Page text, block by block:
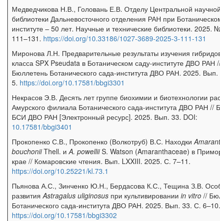
Медведчикова Н.В., Головань Е.В. Отделу Центральной
библиотеки Дальневосточного отделения РАН при
институте – 50 лет. Научные и технические библиотеки. 2025.
111–131. https://doi.org/10.33186/1027-3689-2025-3-111-131
Миронова Л.Н. Предварительные результаты изучения
класса SPX Pseudata в Ботаническом саду-институте ДВО РАН
Бюллетень Ботанического сада-института ДВО РАН. 2025.
5. https://doi.org/10.17581/bbgi3301
Некрасов Э.В. Десять лет группе биохимии и биотехнологии
Амурского филиала Ботанического сада-института ДВО РАН //
БСИ ДВО РАН [Электронный ресурс]. 2025. Вып. 33. DOI:
10.17581/bbgi3401
Прокопенко С.В., Прокопенко (Волкотруб) В.С. Находки
bouchoniiThell. иA. powelliiS. Watson (Amaranthaceae) в
крае // Комаровские чтения. Вып. LXXIII. 2025. С. 7–11.
https://doi.org/10.25221/kl.73.1
Пьянова А.С., Зинченко Ю.Н., Бердасова К.С., Тещина З.В.
развитияAstragalus uliginosus при культивировании in vitro //
Ботанического сада-института ДВО РАН. 2025. Вып. 33. С. 6–10.
https://doi.org/10.17581/bbgi3302